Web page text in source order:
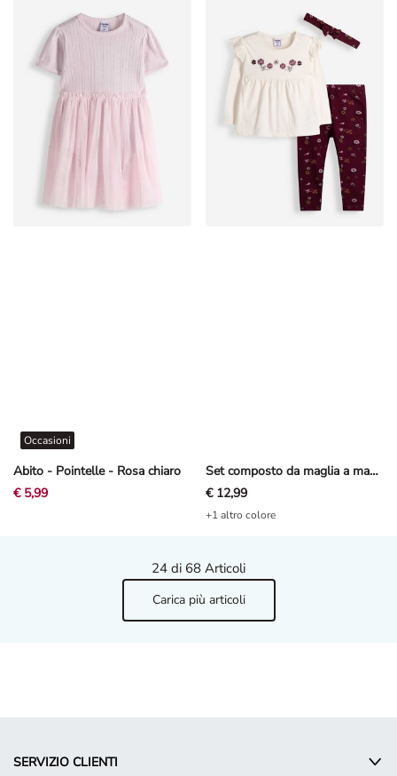
Abito - Pointelle - Rosa chiaro
Occasioni
€ 5,99
Set composto da maglia a manica lunga e leggings - Ricami - Bianco sporco
€ 12,99
+1 altro colore
24 di 68 Articoli
Carica più articoli
SERVIZIO CLIENTI